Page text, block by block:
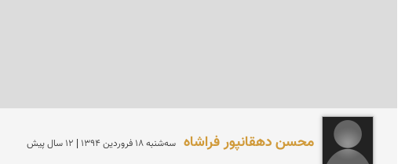
محسن دهقانپور فراشاه سه‌شنبه 18 فروردين 1394 | 12 سال پیش